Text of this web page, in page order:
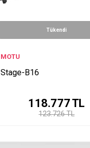
Tükendi
MOTU
Stage-B16
123.726 TL
118.777TL